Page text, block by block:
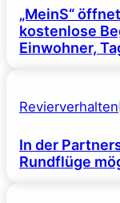
„MeinS“
kostenlose
Einwohner,
Revierverhalten
In der
Rundflüge